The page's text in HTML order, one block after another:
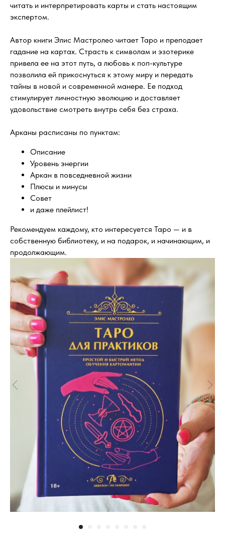
читать и интерпретировать карты и стать настоящим
экспертом.
Автор книги Элис Мастролео читает Таро и преподает
гадание на картах. Страсть к символам и эзотерике
привела ее на этот путь, а любовь к поп-культуре
позволила ей прикоснуться к этому миру и передать
тайны в новой и современной манере. Ее подход
стимулирует личностную эволюцию и доставляет
удовольствие смотреть внутрь себя без страха.
Арканы расписаны по пунктам:
Описание
Уровень энергии
Аркан в повседневной жизни
Плюсы и минусы
Совет
и даже плейлист!
Рекомендуем каждому, кто интересуется Таро — и в
собственную библиотеку, и на подарок, и начинающим, и
продолжающим.